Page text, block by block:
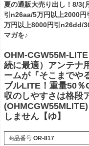
夏の通販大売り出し！8/3(
引n26aa/5万円以上2000
万円以上8000円引n26dd/
マガを♪
OHM-CGW55M-
続に最適）アンテナ
ームが『そこまでや
ブルLITE！重量50
収のしやすさは格段
しません【ゆ】
商品番号 OR-817